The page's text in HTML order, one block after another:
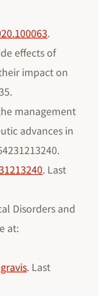
.
effects of
impact on
management
advances in
. Last
Disorders and
at:
. Last